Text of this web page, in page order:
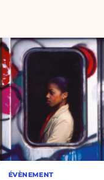
ÉVÈNEMENT